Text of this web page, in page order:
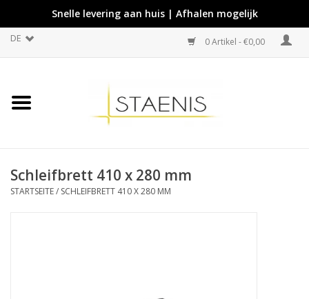
Snelle levering aan huis | Afhalen mogelijk
DE 0 Artikel - €0,00
Schleifbrett 410 x 280 mm
STARTSEITE/ SCHLEIFBRETT 410 X 280 MM